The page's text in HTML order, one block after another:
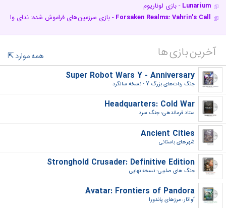
Lunarium - بازی لوناریوم
Forsaken Realms: Vahrin's Call - بازی سرزمین‌های فراموش شده: ندای
آخرین بازی ها
همه موارد
Super Robot Wars Y - Anniversary
جنگ ربات‌های بزرگ Y - نسخه سالگرد‎
Headquarters: Cold War
ستاد فرماندهی: جنگ سرد‎
Ancient Cities
شهرهای باستانی‎
Stronghold Crusader: Definitive Edition
جنگ های صلیبی: نسخه نهایی‎
Avatar: Frontiers of Pandora
آواتار: مرزهای پاندورا‎